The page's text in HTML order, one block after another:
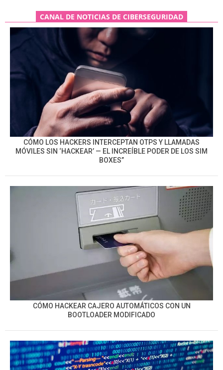
CANAL DE NOTICIAS DE CIBERSEGURIDAD
CÓMO LOS HACKERS INTERCEPTAN OTPS Y LLAMADAS
MÓVILES SIN ‘HACKEAR’ — EL INCREÍBLE PODER DE LOS SIM
BOXES”
CÓMO HACKEAR CAJERO AUTOMÁTICOS CON UN
BOOTLOADER MODIFICADO